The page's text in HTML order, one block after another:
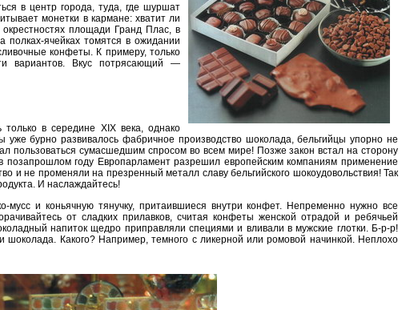
монетки в кармане: хватит ли
площади Гранд Плас, в
ячейках томятся в ожидании
конфеты. К примеру, только
вариантов. Вкус потрясающий —
уже бурно развивалось фабричное производство шоколада, бельгийцы упорно не
пользоваться сумасшедшим спросом во всем мире! Позже закон встал на сторону
позапрошлом году Европарламент разрешил европейским компаниям применение
и не променяли на презренный металл славу бельгийского шокоудовольствия! Так
И наслаждайтесь!
от сладких прилавков, считая конфеты женской отрадой и ребячьей
напиток щедро приправляли специями и вливали в мужские глотки. Б-р-р!
шоколада. Какого? Например, темного с ликерной или ромовой начинкой. Неплохо